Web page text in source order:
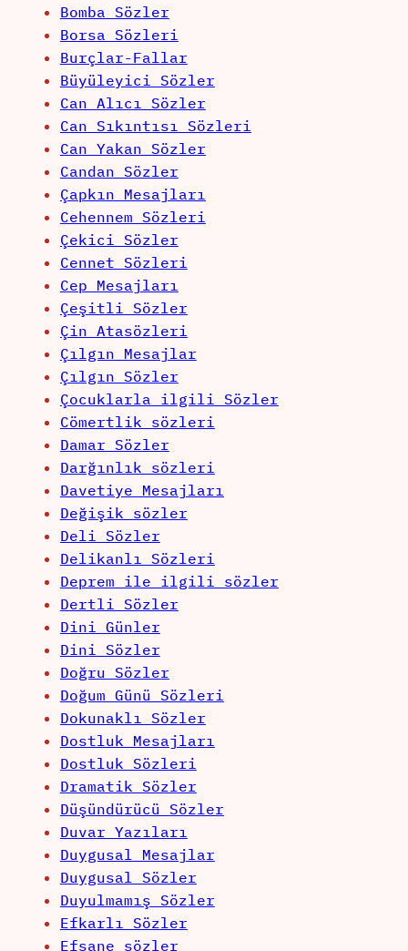
Bomba Sözler
Borsa Sözleri
Burçlar-Fallar
Büyüleyici Sözler
Can Alıcı Sözler
Can Sıkıntısı Sözleri
Can Yakan Sözler
Candan Sözler
Çapkın Mesajları
Cehennem Sözleri
Çekici Sözler
Cennet Sözleri
Cep Mesajları
Çeşitli Sözler
Çin Atasözleri
Çılgın Mesajlar
Çılgın Sözler
Çocuklarla ilgili Sözler
Cömertlik sözleri
Damar Sözler
Darğınlık sözleri
Davetiye Mesajları
Değişik sözler
Deli Sözler
Delikanlı Sözleri
Deprem ile ilgili sözler
Dertli Sözler
Dini Günler
Dini Sözler
Doğru Sözler
Doğum Günü Sözleri
Dokunaklı Sözler
Dostluk Mesajları
Dostluk Sözleri
Dramatik Sözler
Düşündürücü Sözler
Duvar Yazıları
Duygusal Mesajlar
Duygusal Sözler
Duyulmamış Sözler
Efkarlı Sözler
Efsane sözler